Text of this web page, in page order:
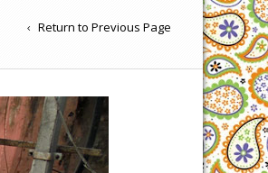
Return to Previous Page